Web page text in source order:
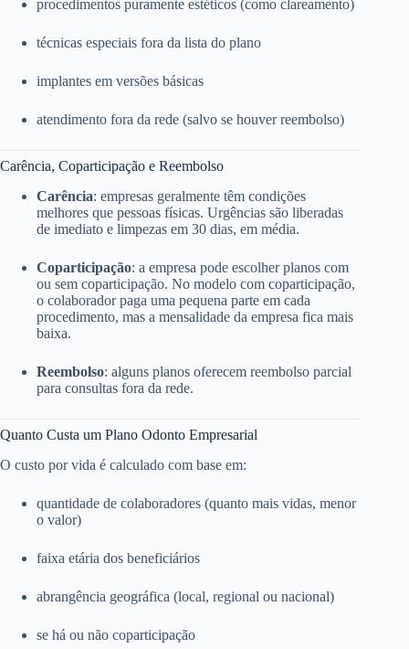
procedimentos puramente estéticos (como clareamento)
técnicas especiais fora da lista do plano
implantes em versões básicas
atendimento fora da rede (salvo se houver reembolso)
Carência, Coparticipação e Reembolso
Carência: empresas geralmente têm condições
melhores que pessoas físicas. Urgências são liberadas
de imediato e limpezas em 30 dias, em média.
Coparticipação: a empresa pode escolher planos com
ou sem coparticipação. No modelo com coparticipação,
o colaborador paga uma pequena parte em cada
procedimento, mas a mensalidade da empresa fica mais
baixa.
Reembolso: alguns planos oferecem reembolso parcial
para consultas fora da rede.
Quanto Custa um Plano Odonto Empresarial
O custo por vida é calculado com base em:
quantidade de colaboradores (quanto mais vidas, menor
o valor)
faixa etária dos beneficiários
abrangência geográfica (local, regional ou nacional)
se há ou não coparticipação